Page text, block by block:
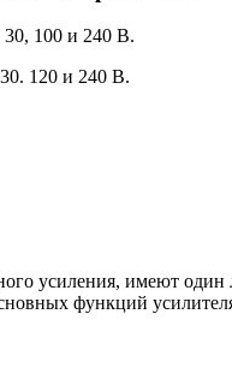
100 и 240 В.
120 и 240 В.
усиления, имеют
функций